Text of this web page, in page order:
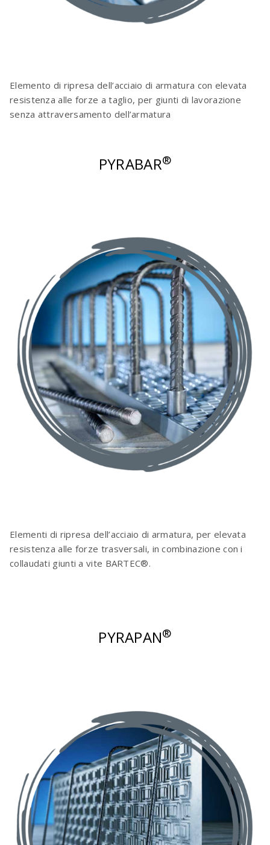
Elemento di ripresa dell’acciaio di armatura con elevata
resistenza alle forze a taglio, per giunti di lavorazione
senza attraversamento dell’armatura
PYRABAR®
Elementi di ripresa dell’acciaio di armatura, per elevata
resistenza alle forze trasversali, in combinazione con i
collaudati giunti a vite BARTEC®.
PYRAPAN®